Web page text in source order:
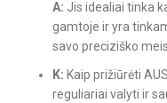
A: Jis idealiai tinka
gamtoje ir yra
savo preciziško
K: Kaip prižiūrėti
reguliariai valyti ir